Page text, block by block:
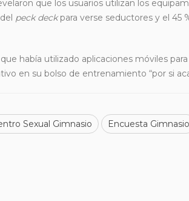
que los usuarios utilizan los
peck deckpara verse seductores y el 45
había utilizado aplicaciones móviles
en su bolso de entrenamiento “por si
Sexual Gimnasio Encuesta Gimnasio